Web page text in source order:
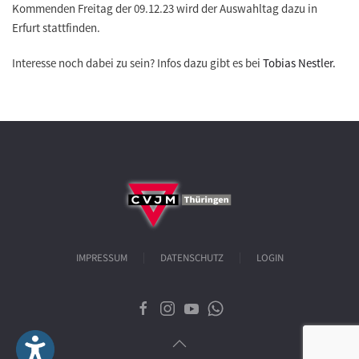
Kommenden Freitag der 09.12.23 wird der Auswahltag dazu in
Erfurt stattfinden.
Interesse noch dabei zu sein? Infos dazu gibt es bei Tobias Nestler.
IMPRESSUM DATENSCHUTZ LOGIN